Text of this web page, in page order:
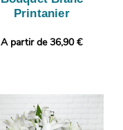
Printanier
A partir de 36,90 €